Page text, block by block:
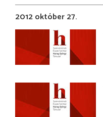
2012 október 27.